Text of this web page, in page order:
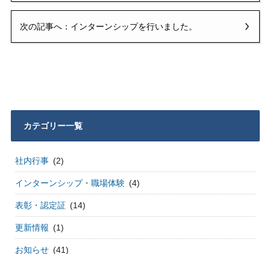
次の記事へ：インターンシップを行いました。
カテゴリー一覧
社内行事 (2)
インターンシップ・職場体験 (4)
表彰・認定証 (14)
更新情報 (1)
お知らせ (41)